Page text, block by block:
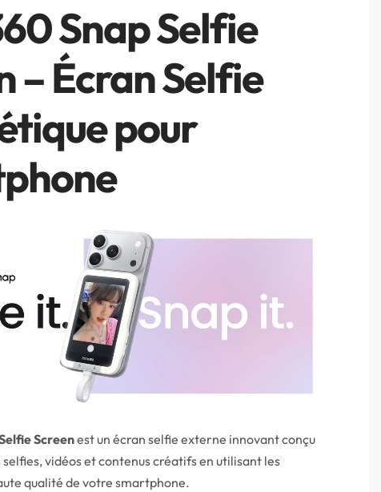
Snap Selfie
– Écran Selfie
pour
Screenest un écran selfie externe innovant conçu
vidéos et contenus créatifs en utilisant les
qualité de votre smartphone.